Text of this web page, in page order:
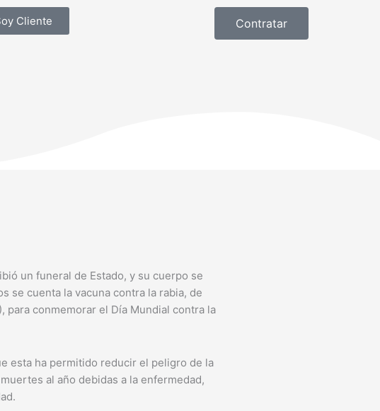
Cliente Contratar
un funeral de Estado, y su cuerpo se
se cuenta la vacuna contra la rabia, de
para conmemorar el Día Mundial contra la
esta ha permitido reducir el peligro de la
al año debidas a la enfermedad,